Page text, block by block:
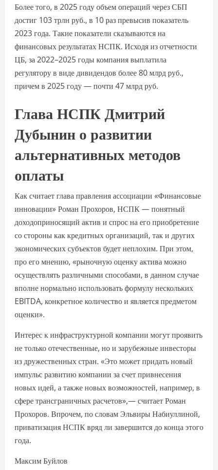
Более того, в 2025 году объем операций через СБП
достиг 103 трлн руб., в 10 раз превысив показатель
2023 года. Такие показатели сказываются на
финансовых результатах НСПК. Исходя из отчетности
ЦБ, за 2022–2025 годы компания выплатила
регулятору в виде дивидендов более 80 млрд руб.,
причем в 2025 году — почти 47 млрд руб.
Глава НСПК Дмитрий
Дубынин о развитии
альтернативных методов
оплаты
Как считает глава правления ассоциации «Финансовые
инновации» Роман Прохоров, НСПК — понятный
доходоприносящий актив и спрос на его приобретение
со стороны как кредитных организаций, так и других
экономических субъектов будет неплохим. При этом,
про его мнению, «рыночную оценку актива можно
осуществлять различными способами, в данном случае
вполне нормально использовать формулу нескольких
EBITDA, конкретное количество и является предметом
оценки».
Интерес к инфраструктурной компании могут проявить
не только отечественные, но и зарубежные инвесторы
из дружественных стран. «Это может придать новый
импульс развитию компании за счет привнесения
новых идей, а также новых возможностей, например, в
сфере трансграничных расчетов»,— считает Роман
Прохоров. Впрочем, по словам Эльвиры Набиуллиной,
приватизация НСПК вряд ли завершится до конца этого
года.
Максим Буйлов